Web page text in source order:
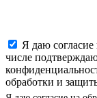
Я даю
числе
обработки и